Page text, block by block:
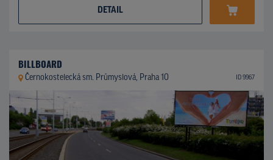
DETAIL
BILLBOARD
Černokostelecká sm. Průmyslová, Praha 10 ID 9967